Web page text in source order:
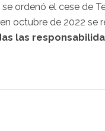
ordenó el cese de
octubre de 2022 se
las